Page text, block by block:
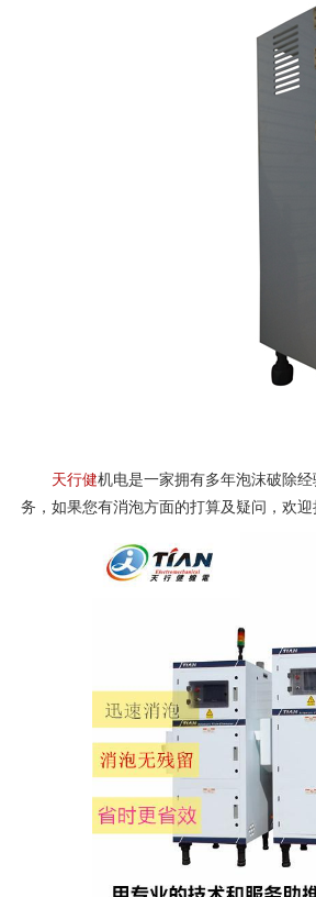
天行健机电是一家拥有多年泡沫破除
务，如果您有消泡方面的打算及疑问，欢